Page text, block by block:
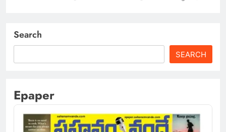
Search
SEARCH
Epaper